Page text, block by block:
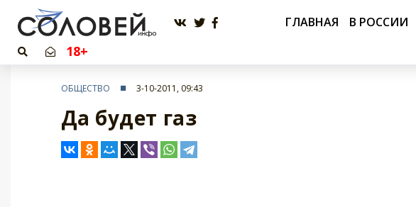
ГЛАВНАЯ В РОССИИ
18+
ОБЩЕСТВО 3-10-2011, 09:43
Да будет газ